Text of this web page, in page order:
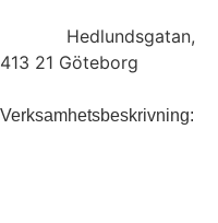
Hedlundsgatan,
413 21 Göteborg
Verksamhetsbeskrivning: